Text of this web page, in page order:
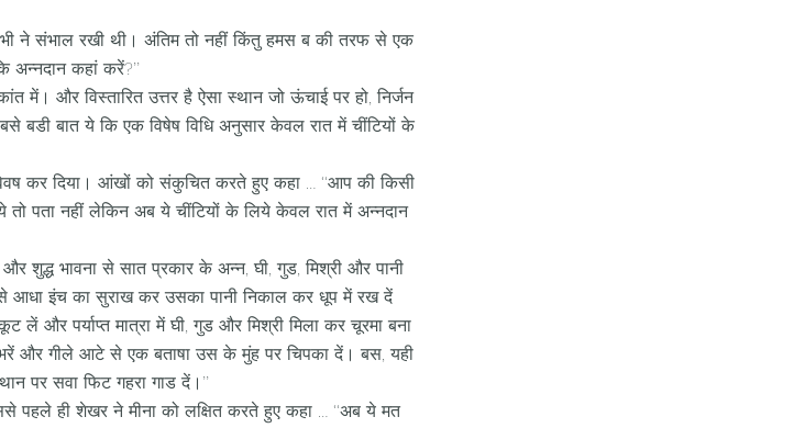
ने संभाल रखी थी। अंतिम तो नहीं किंतु हमस ब की तरफ से एक
अन्नदान कहां करें?’’
में। और विस्तारित उत्तर है ऐसा स्थान जो ऊंचाई पर हो, निर्जन
बात ये कि एक विषेष विधि अनुसार केवल रात में चींटियों के
कर दिया। आंखों को संकुचित करते हुए कहा … ‘‘आप की किसी
पता नहीं लेकिन अब ये चींटियों के लिये केवल रात में अन्नदान
शुद्ध भावना से सात प्रकार के अन्न, घी, गुड, मिश्री और पानी
आधा इंच का सुराख कर उसका पानी निकाल कर धूप में रख दें
और पर्याप्त मात्रा में घी, गुड और मिश्री मिला कर चूरमा बना
और गीले आटे से एक बताषा उस के मुंह पर चिपका दें। बस, यही
पर सवा फिट गहरा गाड दें।’’
पहले ही शेखर ने मीना को लक्षित करते हुए कहा … ‘‘अब ये मत